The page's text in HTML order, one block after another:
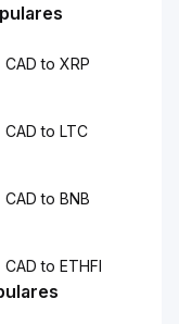
CAD to XRP
CAD to LTC
CAD to BNB
CAD to ETHFI